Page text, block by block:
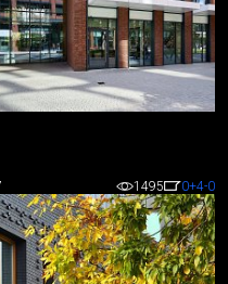
1495 0+4-0